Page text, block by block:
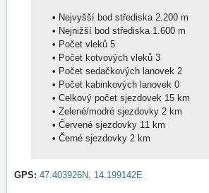
•
Nejvyšší bod střediska 2.200 m
•
Nejnižší bod střediska 1.600 m
•
Počet vleků 5
•
Počet kotvových vleků 3
•
Počet sedačkových lanovek 2
•
Počet kabinkových lanovek 0
•
Celkový počet sjezdovek 15 km
•
Zelené/modré sjezdovky 2 km
•
Červené sjezdovky 11 km
•
Černé sjezdovky 2 km
GPS: 47.403926N, 14.199142E